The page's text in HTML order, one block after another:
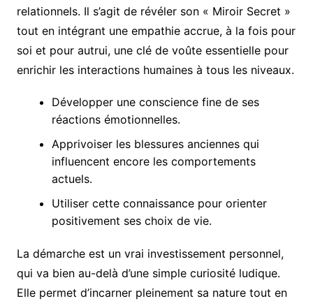
relationnels. Il s’agit de révéler son « Miroir Secret »
tout en intégrant une empathie accrue, à la fois pour
soi et pour autrui, une clé de voûte essentielle pour
enrichir les interactions humaines à tous les niveaux.
Développer une conscience fine de ses
réactions émotionnelles.
Apprivoiser les blessures anciennes qui
influencent encore les comportements
actuels.
Utiliser cette connaissance pour orienter
positivement ses choix de vie.
La démarche est un vrai investissement personnel,
qui va bien au-delà d’une simple curiosité ludique.
Elle permet d’incarner pleinement sa nature tout en